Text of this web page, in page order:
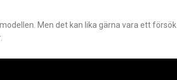
Men det kan lika gärna vara ett försök